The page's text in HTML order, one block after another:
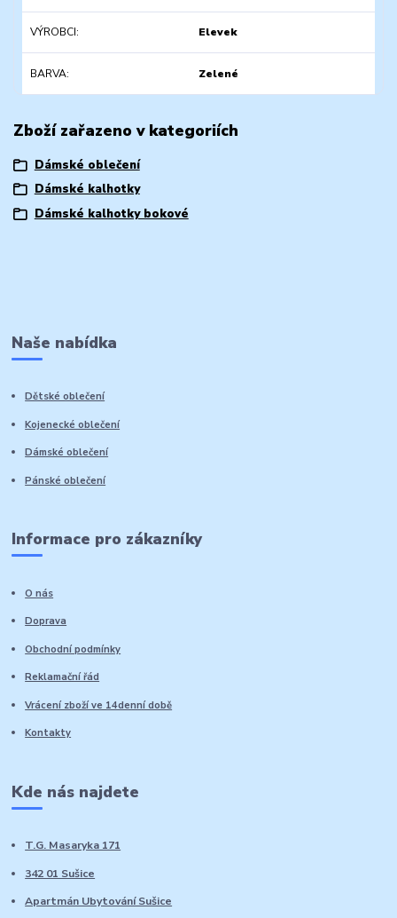
VÝROBCI Elevek
BARVA Zelené
Zboží zařazeno v kategoriích
Dámské oblečení
Dámské kalhotky
Dámské kalhotky bokové
Naše nabídka
Dětské oblečení
Kojenecké oblečení
Dámské oblečení
Pánské oblečení
Informace pro zákazníky
O nás
Doprava
Obchodní podmínky
Reklamační řád
Vrácení zboží ve 14denní době
Kontakty
Kde nás najdete
T.G. Masaryka 171
342 01 Sušice
Apartmán Ubytování Sušice